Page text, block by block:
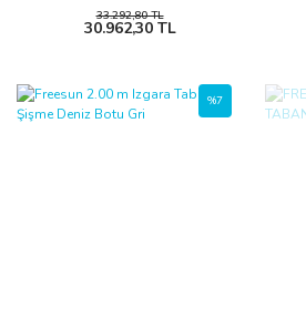
33.292,80 TL
30.962,30 TL
%7